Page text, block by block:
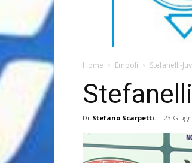
Home Empoli Stefanelli-
Di Stefano Scarpetti - 23